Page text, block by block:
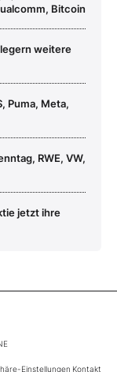
Bitcoin
weitere
Puma, Meta,
RWE, VW,
jetzt ihre
Einstellungen Kontakt